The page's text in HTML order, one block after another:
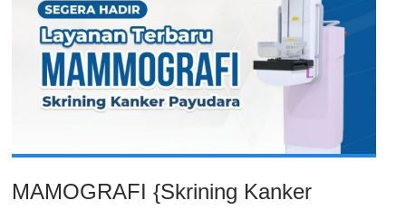
MAMOGRAFI {Skrining Kanker